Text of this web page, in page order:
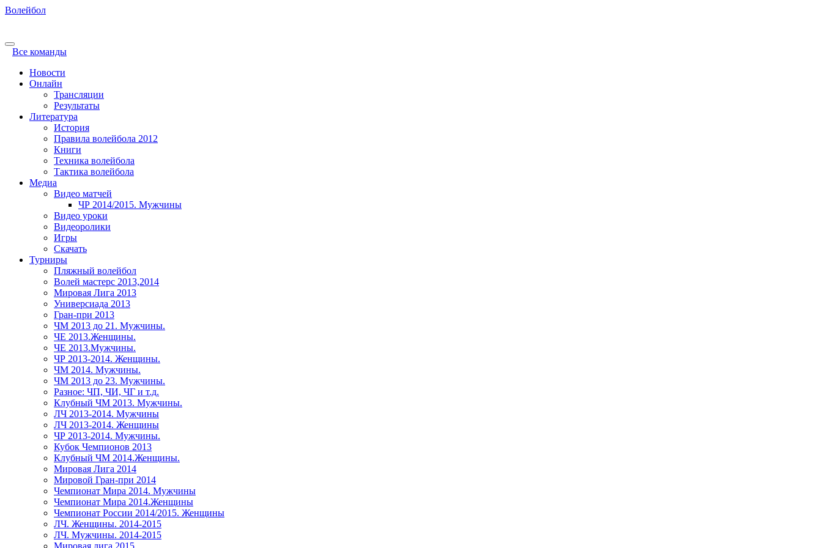
Волейбол
Все команды
Новости
Онлайн
Трансляции
Результаты
Литература
История
Правила волейбола 2012
Книги
Техника волейбола
Тактика волейбола
Медиа
Видео матчей
ЧР 2014/2015. Мужчины
Видео уроки
Видеоролики
Игры
Скачать
Турниры
Пляжный волейбол
Волей мастерс 2013,2014
Мировая Лига 2013
Универсиада 2013
Гран-при 2013
ЧМ 2013 до 21. Мужчины.
ЧЕ 2013.Женщины.
ЧЕ 2013.Мужчины.
ЧР 2013-2014. Женщины.
ЧМ 2014. Мужчины.
ЧМ 2013 до 23. Мужчины.
Разное: ЧП, ЧИ, ЧГ и т.д.
Клубный ЧМ 2013. Мужчины.
ЛЧ 2013-2014. Мужчины
ЛЧ 2013-2014. Женщины
ЧР 2013-2014. Мужчины.
Кубок Чемпионов 2013
Клубный ЧМ 2014.Женщины.
Мировая Лига 2014
Мировой Гран-при 2014
Чемпионат Мира 2014. Мужчины
Чемпионат Мира 2014.Женщины
Чемпионат России 2014/2015. Женщины
ЛЧ. Женщины. 2014-2015
ЛЧ. Мужчины. 2014-2015
Мировая лига 2015